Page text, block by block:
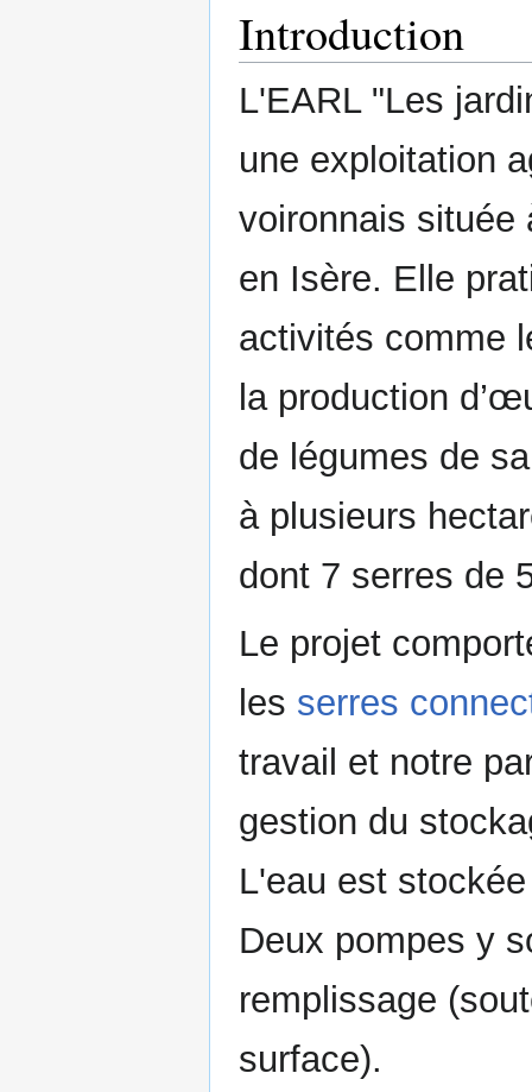
Introduction
L'EARL "Les
une exploitation
voironnais située
en Isère. Elle
activités comme
la production
de légumes de
à plusieurs
dont 7 serres de
Le projet
les serres
travail et notre
gestion du
L'eau est
Deux pompes y
remplissage
surface).